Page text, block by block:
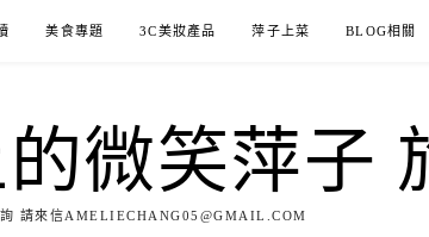
美食專題 3C美妝產品 萍子上菜 BLOG相關
的微笑萍子
請來信AMELIECHANG05@GMAIL.COM